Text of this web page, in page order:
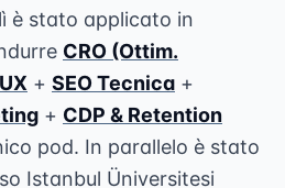
è stato applicato in
CRO (Ottim.
+ SEO Tecnica +
+ CDP & Retention
pod. In parallelo è stato
Istanbul Üniversitesi